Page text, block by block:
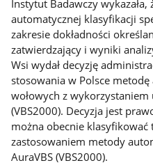
Instytut Badawczy
automatycznej klasyfikacji
zakresie dokładności
zatwierdzający i wyniki
Wsi wydał decyzję
stosowania w Polsce
wołowych z
(VBS2000). Decyzja jest
można obecnie klasyfikować
zastosowaniem metody
AuraVBS (VBS2000).